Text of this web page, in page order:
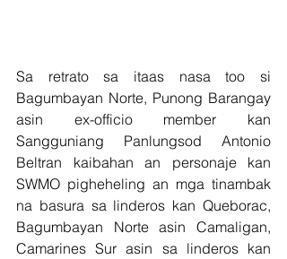
Sa retrato sa itaas nasa too si
Bagumbayan Norte, Punong Barangay
asin ex-officio member kan
Sangguniang Panlungsod Antonio
Beltran kaibahan an personaje kan
SWMO pigheheling an mga tinambak
na basura sa linderos kan Queborac,
Bagumbayan Norte asin Camaligan,
Camarines Sur asin sa linderos kan